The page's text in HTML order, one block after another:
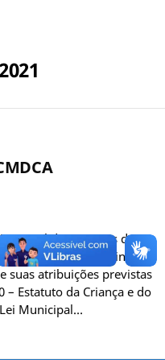
dos Direitos da
de Capelinha-
suas atribuições previstas
– Estatuto da Criança e do
Municipal…